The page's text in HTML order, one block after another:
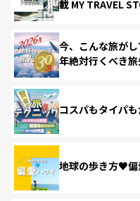
載 MY TRAVEL
今、こんな旅が
年絶対行くべき
コスパもタイパ
地球の歩き方♥偏